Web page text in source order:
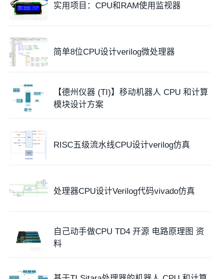
实用项目：CPU和RAM使用监视器
简单8位CPU设计verilog微处理器
【德州仪器 (TI)】移动机器人 CPU 和计算
模块设计方案
RISC五级流水线CPU设计verilog仿真
处理器CPU设计Verilog代码vivado仿真
自己动手做CPU TD4 开源 电路原理图 资
料